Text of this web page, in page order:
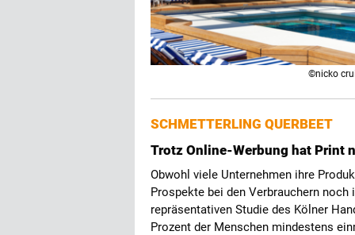
©nicko
SCHMETTERLING QUERBEET
Trotz Online-Werbung hat Print
Obwohl viele Unternehmen ihre
Prospekte bei den Verbrauchern
repräsentativen Studie des Kölner
Prozent der Menschen mindestens